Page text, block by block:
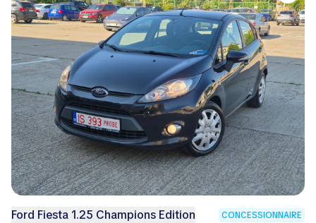
Ford Fiesta 1.25 Champions Edition CONCESSIONNAIRE